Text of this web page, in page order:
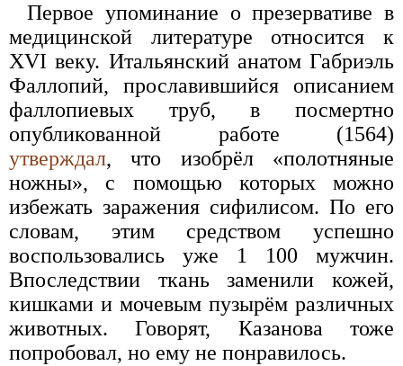
Первое упоминание о презервативе в
медицинской литературе относится к
XVI веку. Итальянский анатом Габриэль
Фаллопий, прославившийся описанием
фаллопиевых труб, в посмертно
опубликованной работе (1564)
утверждал, что изобрёл «полотняные
ножны», с помощью которых можно
избежать заражения сифилисом. По его
словам, этим средством успешно
воспользовались уже 1 100 мужчин.
Впоследствии ткань заменили кожей,
кишками и мочевым пузырём различных
животных. Говорят, Казанова тоже
попробовал, но ему не понравилось.